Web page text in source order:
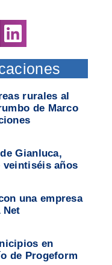
rurales al
de Marco
Gianluca,
veintiséis años
una empresa
Net
en
de Progeform